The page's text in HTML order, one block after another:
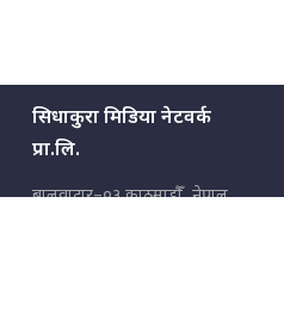
सिधाकुरा मिडिया नेटवर्क
प्रा.लि.
बालुवाटार–०३ काठमाडौँ, नेपाल